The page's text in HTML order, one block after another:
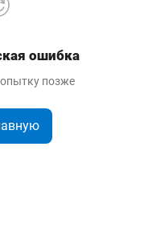
ошибка
позже